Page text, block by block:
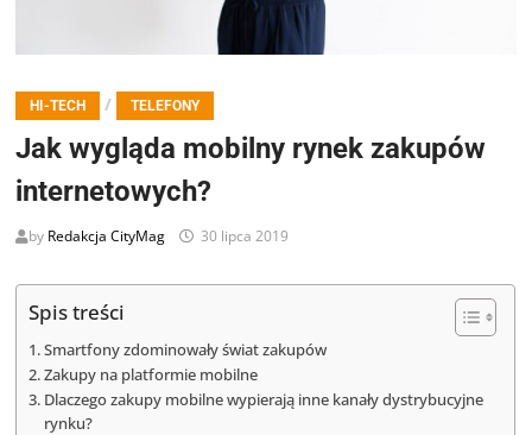
HI-TECH / TELEFONY
Jak wygląda mobilny rynek zakupów
internetowych?
by Redakcja CityMag 30 lipca 2019
Spis treści
Smartfony zdominowały świat zakupów
Zakupy na platformie mobilne
Dlaczego zakupy mobilne wypierają inne kanały dystrybucyjne
rynku?